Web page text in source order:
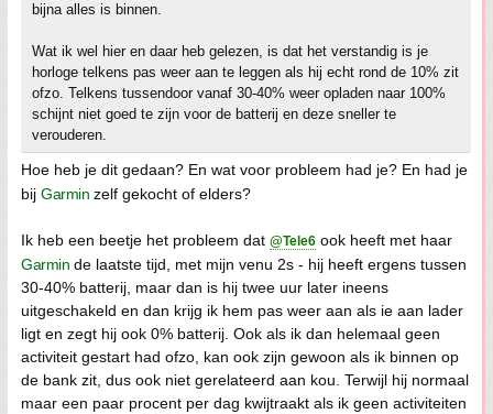
bijna alles is binnen.
Wat ik wel hier en daar heb gelezen, is dat het verstandig is je
horloge telkens pas weer aan te leggen als hij echt rond de 10% zit
ofzo. Telkens tussendoor vanaf 30-40% weer opladen naar 100%
schijnt niet goed te zijn voor de batterij en deze sneller te
verouderen.
Hoe heb je dit gedaan? En wat voor probleem had je? En had je
bij Garmin zelf gekocht of elders?
Ik heb een beetje het probleem dat @Tele6 ook heeft met haar
Garmin de laatste tijd, met mijn venu 2s - hij heeft ergens tussen
30-40% batterij, maar dan is hij twee uur later ineens
uitgeschakeld en dan krijg ik hem pas weer aan als ie aan lader
ligt en zegt hij ook 0% batterij. Ook als ik dan helemaal geen
activiteit gestart had ofzo, kan ook zijn gewoon als ik binnen op
de bank zit, dus ook niet gerelateerd aan kou. Terwijl hij normaal
maar een paar procent per dag kwijtraakt als ik geen activiteiten